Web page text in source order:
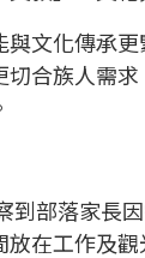
與文化傳承
切合族人需
到部落家長
在工作及觀